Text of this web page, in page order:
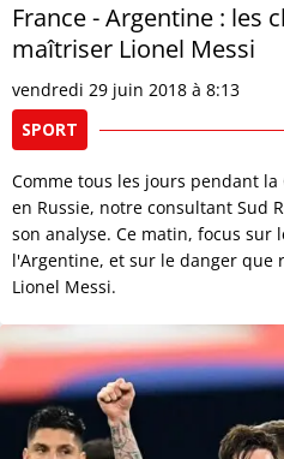
France - Argentine : les
maîtriser Lionel Messi
vendredi 29 juin 2018 à 8:13
SPORT
Comme tous les jours pendant
en Russie, notre consultant Sud
son analyse. Ce matin, focus sur
l'Argentine, et sur le danger que
Lionel Messi.